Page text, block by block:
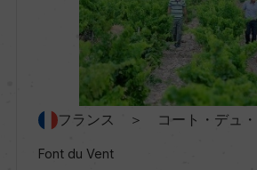
フランス ＞ コート・デュ・
Font du Vent